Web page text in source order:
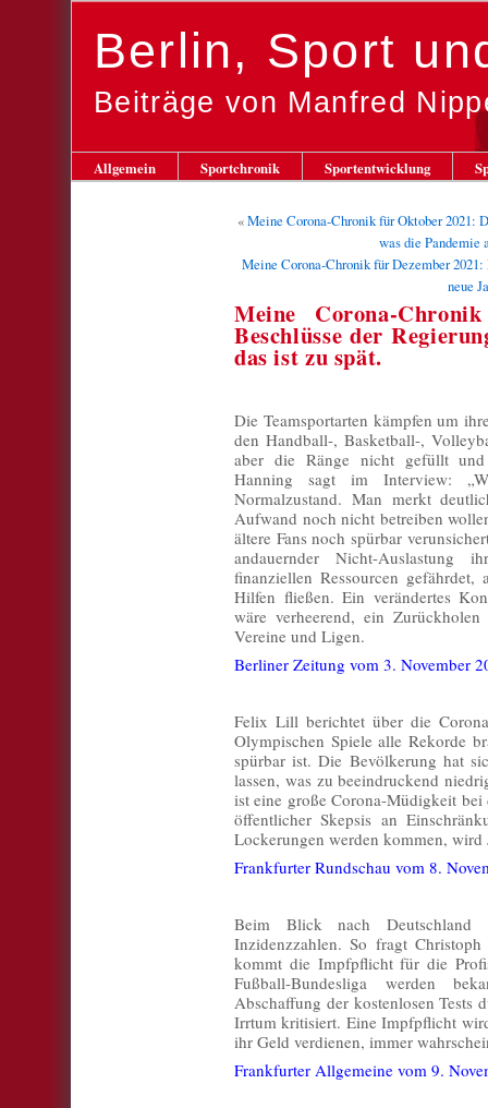
Berlin, Sport
Beiträge von Manfred
Allgemein Sportchronik Sportentwicklung
«Meine Corona-Chronik für Oktober 2021:
was die Pandemie
Meine Corona-Chronik für Dezember
neue
Meine Corona-
Beschlüsse der
das ist zu spät.
Die Teamsportarten kämpfen um
den Handball-, Basketball-,
aber die Ränge nicht gefüllt
Hanning sagt im Interview:
Normalzustand. Man merkt
Aufwand noch nicht betreiben
ältere Fans noch spürbar
andauernder Nicht-Auslastung
finanziellen Ressourcen
Hilfen fließen. Ein verändertes
wäre verheerend, ein
Vereine und Ligen.
Berliner Zeitung vom 3. November
Felix Lill berichtet über die
Olympischen Spiele alle Rekorde
spürbar ist. Die Bevölkerung hat
lassen, was zu beeindruckend
ist eine große Corona-Müdigkeit
öffentlicher Skepsis an
Lockerungen werden kommen,
Frankfurter Rundschau vom 8.
Beim Blick nach Deutschland
Inzidenzzahlen. So fragt
kommt die Impfpflicht für die
Fußball-Bundesliga werden
Abschaffung der kostenlosen Tests
Irrtum kritisiert. Eine Impfpflicht
ihr Geld verdienen, immer
Frankfurter Allgemeine vom 9.